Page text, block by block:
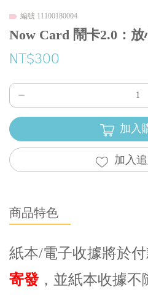
編號 11100180004
Now Card 鬧卡2.0：
NT$300
加入
加入
商品特色
紙本/電子收據將於
寄發 ，並紙本收據不